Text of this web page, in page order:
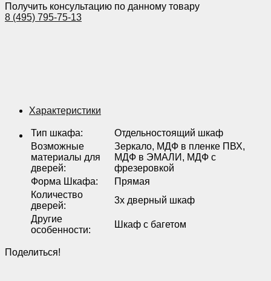
Получить консультацию по данному товару
8 (495) 795-75-13
Характеристики
Тип шкафа:
Отдельностоящий шкаф
Возможные
материалы для
дверей:
Зеркало, МДФ в пленке ПВХ,
МДФ в ЭМАЛИ, МДФ с
фрезеровкой
Форма Шкафа:
Прямая
Количество
дверей:
3х дверный шкаф
Другие
особенности:
Шкаф с багетом
Поделиться!